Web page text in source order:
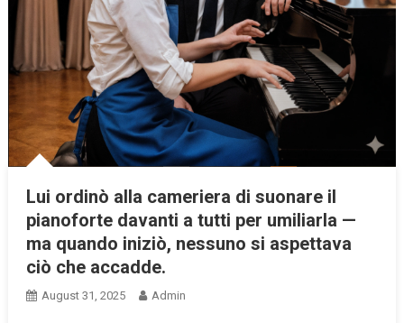
Lui ordinò alla cameriera di suonare il
pianoforte davanti a tutti per umiliarla —
ma quando iniziò, nessuno si aspettava
ciò che accadde.
August 31, 2025 Admin